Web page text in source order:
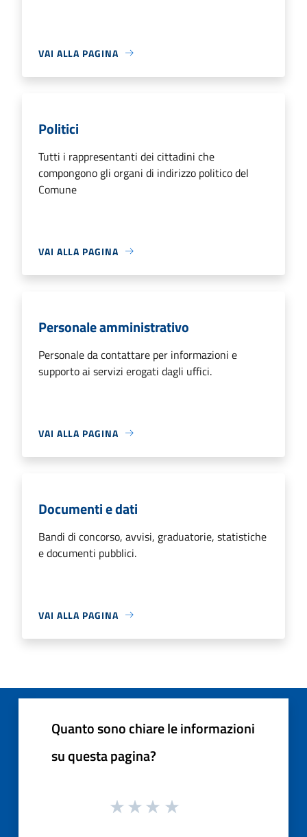
VAI ALLA PAGINA
Politici
Tutti i rappresentanti dei cittadini che
compongono gli organi di indirizzo politico del
Comune
VAI ALLA PAGINA
Personale amministrativo
Personale da contattare per informazioni e
supporto ai servizi erogati dagli uffici.
VAI ALLA PAGINA
Documenti e dati
Bandi di concorso, avvisi, graduatorie, statistiche
e documenti pubblici.
VAI ALLA PAGINA
Quanto sono chiare le informazioni
su questa pagina?